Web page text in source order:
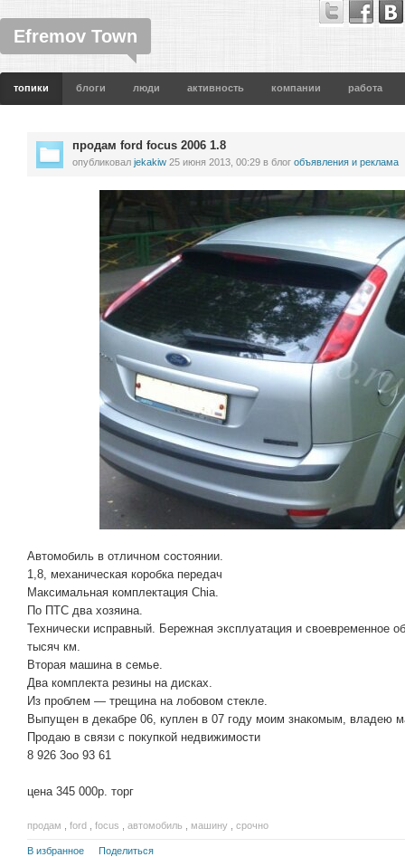
Efremov Town
топики блоги люди активность компании работа
продам ford focus 2006 1.8
опубликовал jekakiw 25 июня 2013, 00:29 в блог объявления и реклама
Автомобиль в отличном состоянии.
1,8, механическая коробка передач
Максимальная комплектация Chia.
По ПТС два хозяина.
Технически исправный. Бережная эксплуатация и своевременное
тысяч км.
Вторая машина в семье.
Два комплекта резины на дисках.
Из проблем — трещина на лобовом стекле.
Выпущен в декабре 06, куплен в 07 году моим знакомым, владею
Продаю в связи с покупкой недвижимости
8 926 3оо 93 61
цена 345 000р. торг
продам ford focus автомобиль машину срочно
В избранное Поделиться